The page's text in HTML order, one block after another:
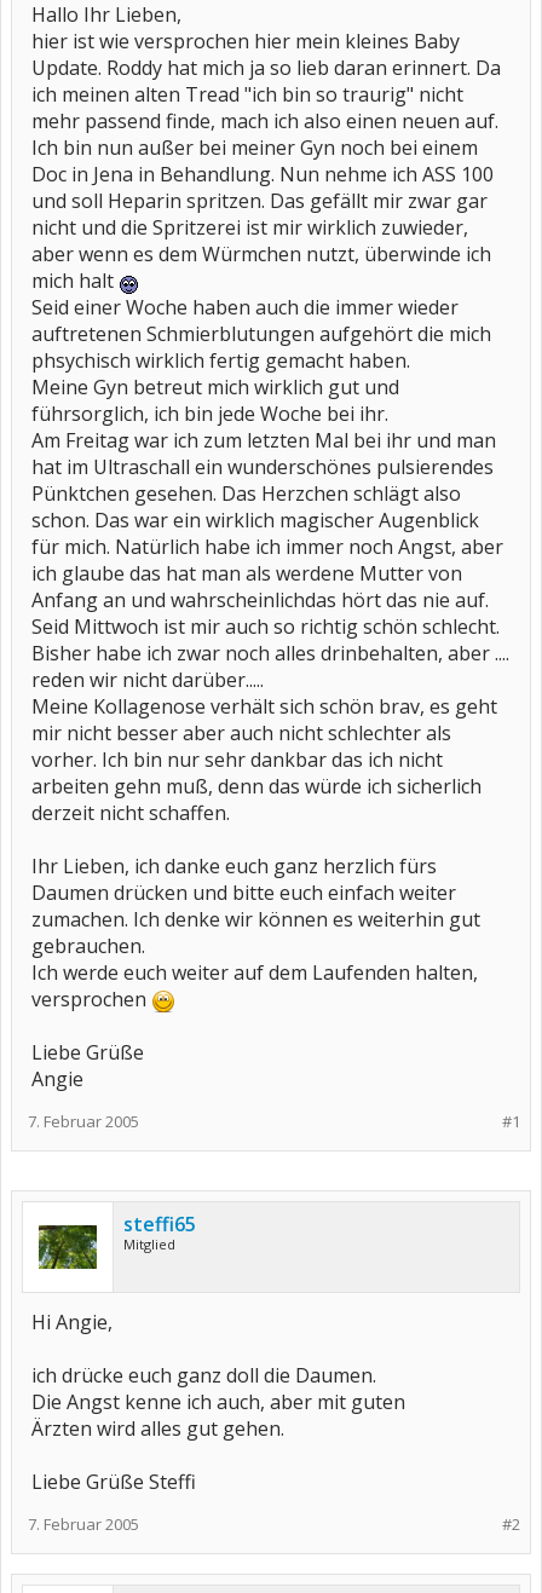
Hallo Ihr Lieben,
hier ist wie versprochen hier mein kleines Baby
Update. Roddy hat mich ja so lieb daran erinnert. Da
ich meinen alten Tread "ich bin so traurig" nicht
mehr passend finde, mach ich also einen neuen auf.
Ich bin nun außer bei meiner Gyn noch bei einem
Doc in Jena in Behandlung. Nun nehme ich ASS 100
und soll Heparin spritzen. Das gefällt mir zwar gar
nicht und die Spritzerei ist mir wirklich zuwieder,
aber wenn es dem Würmchen nutzt, überwinde ich
mich halt
Seid einer Woche haben auch die immer wieder
auftretenen Schmierblutungen aufgehört die mich
phsychisch wirklich fertig gemacht haben.
Meine Gyn betreut mich wirklich gut und
führsorglich, ich bin jede Woche bei ihr.
Am Freitag war ich zum letzten Mal bei ihr und man
hat im Ultraschall ein wunderschönes pulsierendes
Pünktchen gesehen. Das Herzchen schlägt also
schon. Das war ein wirklich magischer Augenblick
für mich. Natürlich habe ich immer noch Angst, aber
ich glaube das hat man als werdene Mutter von
Anfang an und wahrscheinlichdas hört das nie auf.
Seid Mittwoch ist mir auch so richtig schön schlecht.
Bisher habe ich zwar noch alles drinbehalten, aber ....
reden wir nicht darüber.....
Meine Kollagenose verhält sich schön brav, es geht
mir nicht besser aber auch nicht schlechter als
vorher. Ich bin nur sehr dankbar das ich nicht
arbeiten gehn muß, denn das würde ich sicherlich
derzeit nicht schaffen.
Ihr Lieben, ich danke euch ganz herzlich fürs
Daumen drücken und bitte euch einfach weiter
zumachen. Ich denke wir können es weiterhin gut
gebrauchen.
Ich werde euch weiter auf dem Laufenden halten,
versprochen
Liebe Grüße
Angie
#1
7. Februar 2005
steffi65
Mitglied
Hi Angie,
ich drücke euch ganz doll die Daumen.
Die Angst kenne ich auch, aber mit guten
Ärzten wird alles gut gehen.
Liebe Grüße Steffi
#2
7. Februar 2005